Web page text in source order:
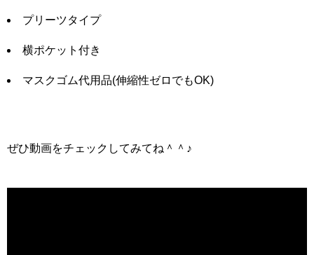
プリーツタイプ
横ポケット付き
マスクゴム代用品(伸縮性ゼロでもOK)
ぜひ動画をチェックしてみてね＾＾♪